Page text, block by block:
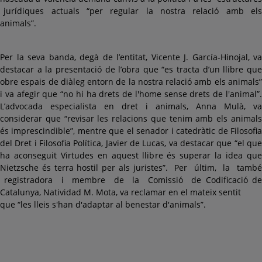
jurídiques actuals “per regular la nostra relació amb els
animals”.
Per la seva banda, degà de l’entitat, Vicente J. García-Hinojal, va
destacar a la presentació de l’obra que “es tracta d’un llibre que
obre espais de diàleg entorn de la nostra relació amb els animals”
i va afegir que “no hi ha drets de l'home sense drets de l'animal”.
L’advocada especialista en dret i animals, Anna Mulà, va
considerar que “revisar les relacions que tenim amb els animals
és imprescindible”, mentre que el senador i catedràtic de Filosofia
del Dret i Filosofia Política, Javier de Lucas, va destacar que “el que
ha aconseguit Virtudes en aquest llibre és superar la idea que
Nietzsche és terra hostil per als juristes”. Per últim, la també
registradora i membre de la Comissió de Codificació de
Catalunya, Natividad M. Mota, va reclamar en el mateix sentit
que “les lleis s'han d'adaptar al benestar d'animals”.